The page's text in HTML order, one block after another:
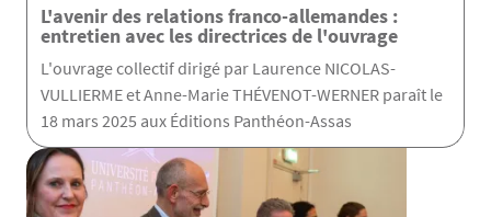
L'avenir des relations franco-allemandes :
entretien avec les directrices de l'ouvrage
L'ouvrage collectif dirigé par Laurence NICOLAS-
VULLIERME et Anne-Marie THÉVENOT-WERNER paraît le
18 mars 2025 aux Éditions Panthéon-Assas